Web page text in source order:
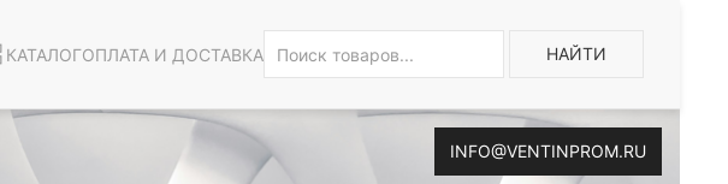
КАТАЛОГОПЛАТА И ДОСТАВКА НАЙТИ
INFO@VENTINPROM.RU